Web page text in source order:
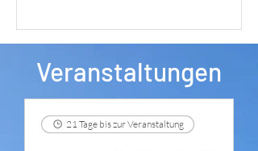
Veranstaltungen
21 Tage bis zur Veranstaltung